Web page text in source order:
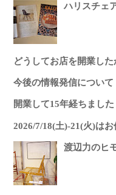
ハリスチェ
どうしてお店を開業し
今後の情報発信について
開業して15年経ちました
2026/7/18(土)-21(火)は
渡辺力のヒ